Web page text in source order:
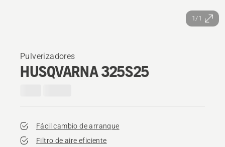
1/1
Pulverizadores
HUSQVARNA 325S25
Fácil cambio de arranque
Filtro de aire eficiente